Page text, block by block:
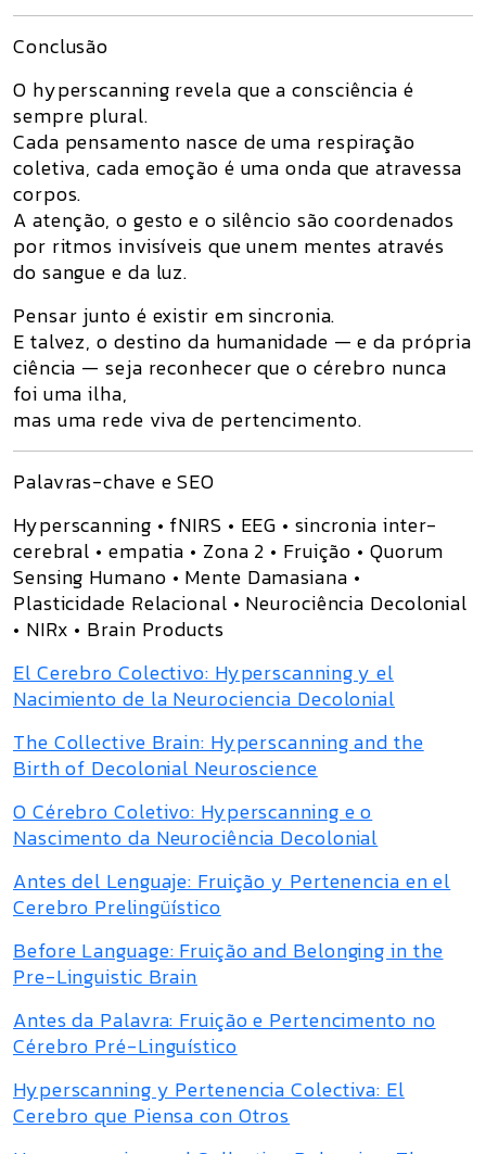
Conclusão
O hyperscanning revela que a consciência é
sempre plural.
Cada pensamento nasce de uma respiração
coletiva, cada emoção é uma onda que atravessa
corpos.
A atenção, o gesto e o silêncio são coordenados
por ritmos invisíveis que unem mentes através
do sangue e da luz.
Pensar junto é existir em sincronia.
E talvez, o destino da humanidade — e da própria
ciência — seja reconhecer que o cérebro nunca
foi uma ilha,
mas uma rede viva de pertencimento.
Palavras-chave e SEO
Hyperscanning • fNIRS • EEG • sincronia inter-
cerebral • empatia • Zona 2 • Fruição • Quorum
Sensing Humano • Mente Damasiana •
Plasticidade Relacional • Neurociência Decolonial
• NIRx • Brain Products
El Cerebro Colectivo: Hyperscanning y el
Nacimiento de la Neurociencia Decolonial
The Collective Brain: Hyperscanning and the
Birth of Decolonial Neuroscience
O Cérebro Coletivo: Hyperscanning e o
Nascimento da Neurociência Decolonial
Antes del Lenguaje: Fruição y Pertenencia en el
Cerebro Prelingüístico
Before Language: Fruição and Belonging in the
Pre-Linguistic Brain
Antes da Palavra: Fruição e Pertencimento no
Cérebro Pré-Linguístico
Hyperscanning y Pertenencia Colectiva: El
Cerebro que Piensa con Otros